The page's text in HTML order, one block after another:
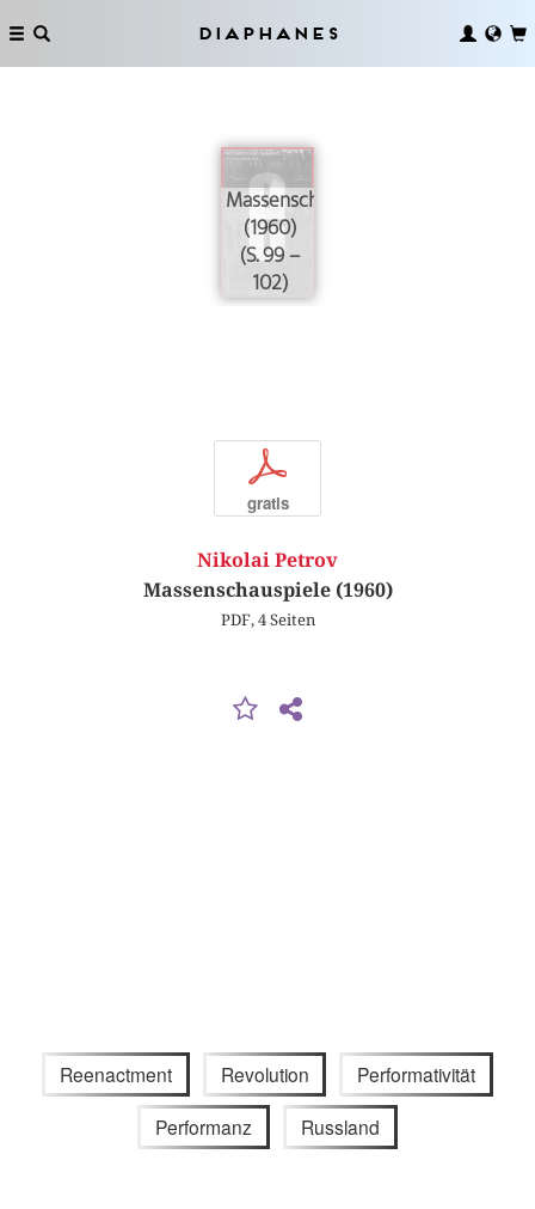
Diaphanes
Massenschauspiele
(1960)
(S. 99 –
102)
p
gratis
Nikolai Petrov
Massenschauspiele (1960)
PDF, 4 Seiten
Reenactment Revolution Performativität
Performanz Russland